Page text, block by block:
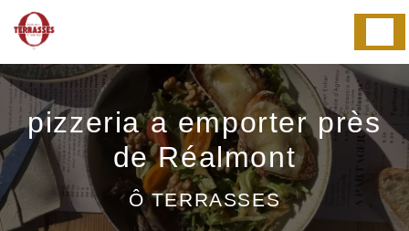
pizzeria a emporter près
de Réalmont
Ô TERRASSES
Panneau de gestion des cookies